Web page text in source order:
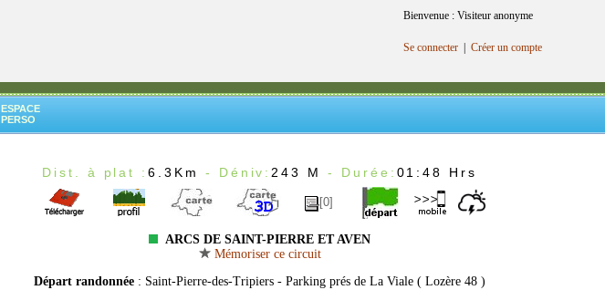
Bienvenue : Visiteur anonyme
Se connecter Créer un compte
ESPACE
PERSO
Dist. à plat :6.3Km - Déniv: 243 M - Durée: 01:48 Hrs
[0]
ARCS DE SAINT-PIERRE ET AVEN
Mémoriser ce circuit
Départ randonnée : Saint-Pierre-des-Tripiers - Parking prés de La Viale ( Lozère 48 )